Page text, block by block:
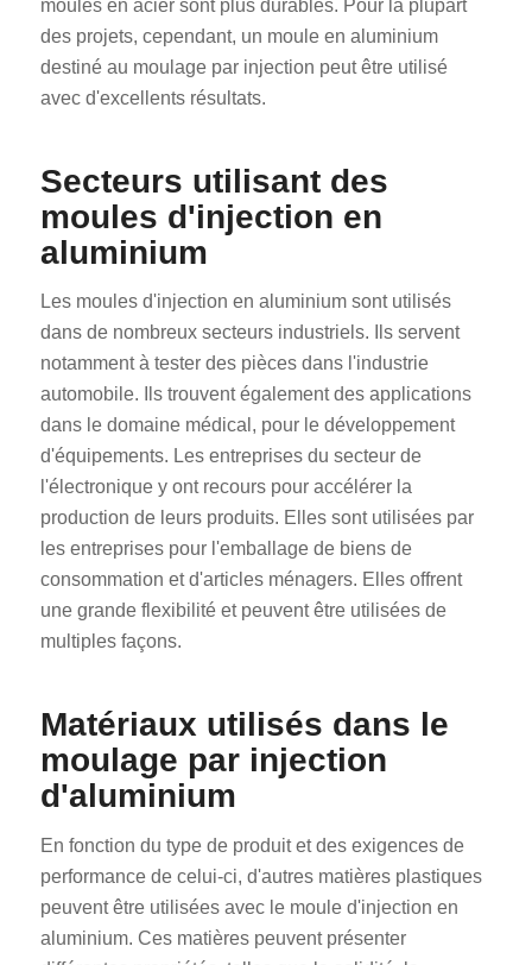
moules en acier sont plus durables. Pour la plupart
des projets, cependant, un moule en aluminium
destiné au moulage par injection peut être utilisé
avec d'excellents résultats.
Secteurs utilisant des
moules d'injection en
aluminium
Les moules d'injection en aluminium sont utilisés
dans de nombreux secteurs industriels. Ils servent
notamment à tester des pièces dans l'industrie
automobile. Ils trouvent également des applications
dans le domaine médical, pour le développement
d'équipements. Les entreprises du secteur de
l'électronique y ont recours pour accélérer la
production de leurs produits. Elles sont utilisées par
les entreprises pour l'emballage de biens de
consommation et d'articles ménagers. Elles offrent
une grande flexibilité et peuvent être utilisées de
multiples façons.
Matériaux utilisés dans le
moulage par injection
d'aluminium
En fonction du type de produit et des exigences de
performance de celui-ci, d'autres matières plastiques
peuvent être utilisées avec le moule d'injection en
aluminium. Ces matières peuvent présenter